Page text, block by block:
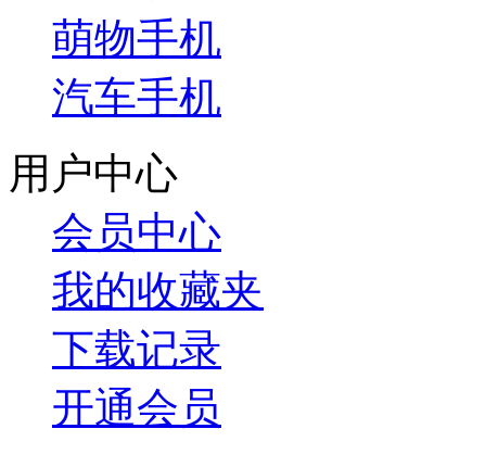
萌物手机
汽车手机
用户中心
会员中心
我的收藏夹
下载记录
开通会员